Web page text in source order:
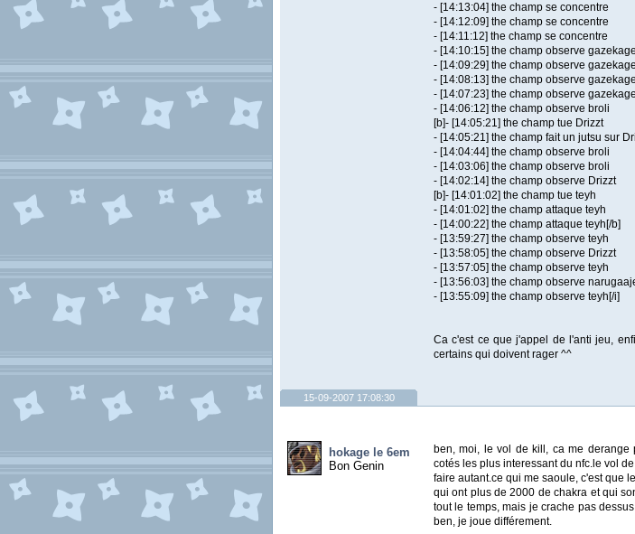
- [14:13:04] the champ se concentre
- [14:12:09] the champ se concentre
- [14:11:12] the champ se concentre
- [14:10:15] the champ observe gazekage
- [14:09:29] the champ observe gazekage
- [14:08:13] the champ observe gazekage
- [14:07:23] the champ observe gazekage
- [14:06:12] the champ observe broli
[b]- [14:05:21] the champ tue Drizzt
- [14:05:21] the champ fait un jutsu sur
- [14:04:44] the champ observe broli
- [14:03:06] the champ observe broli
- [14:02:14] the champ observe Drizzt
[b]- [14:01:02] the champ tue teyh
- [14:01:02] the champ attaque teyh
- [14:00:22] the champ attaque teyh[/b]
- [13:59:27] the champ observe teyh
- [13:58:05] the champ observe Drizzt
- [13:57:05] the champ observe teyh
- [13:56:03] the champ observe
- [13:55:09] the champ observe teyh[/i]
Ca c'est ce que j'appel de l'anti jeu,
certains qui doivent rager ^^
15-09-2007 17:08:30
hokage le 6em
Bon Genin
ben, moi, le vol de kill, ca me derange
cotés les plus interessant du nfc.le vol
faire autant.ce qui me saoule, c'est que
qui ont plus de 2000 de chakra et qui
tout le temps, mais je crache pas
ben, je joue différement.